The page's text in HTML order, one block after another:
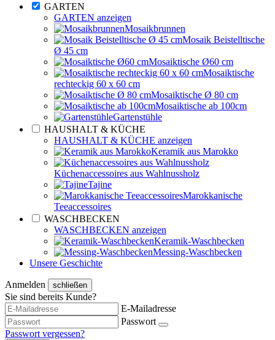
GARTEN
GARTEN anzeigen
Mosaikbrunnen
Mosaik Beistelltische
Ø 45 cm
Mosaiktische Ø60 cm
Mosaiktische
rechteckig 60 x 60 cm
Mosaiktische Ø 80 cm
Mosaiktische ab 100cm
Gartenstühle
HAUSHALT & KÜCHE
HAUSHALT & KÜCHE anzeigen
Keramik aus Marokko
Küchenaccessoires aus Wahlnussholz
Tajine
Marokkanische
Teeaccessoires
WASCHBECKEN
WASCHBECKEN anzeigen
Keramik-Waschbecken
Messing-Waschbecken
Unsere Geschichte
Anmelden schließen
Sie sind bereits Kunde?
E-Mailadresse
Passwort
Passwort vergessen?